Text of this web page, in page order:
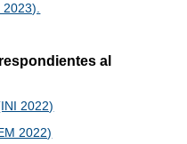
al
2022)
2022)